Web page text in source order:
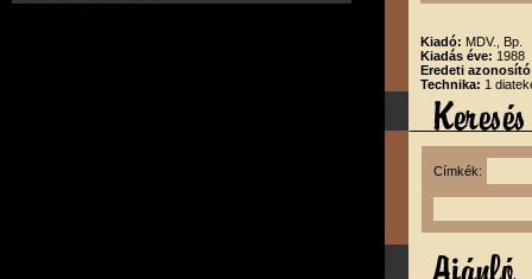
Kiadó: MDV., Bp.
Kiadás éve: 1988
Eredeti
Technika: 1
Címkék: